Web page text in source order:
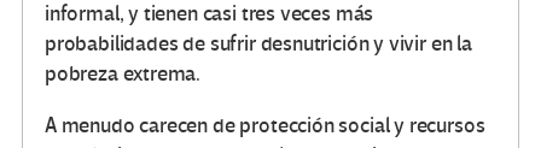
informal, y tienen casi tres veces más
probabilidades de sufrir desnutrición y vivir en la
pobreza extrema.
A menudo carecen de protección social y recursos